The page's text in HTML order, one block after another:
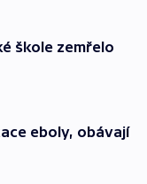
škole zemřelo
eboly, obávají